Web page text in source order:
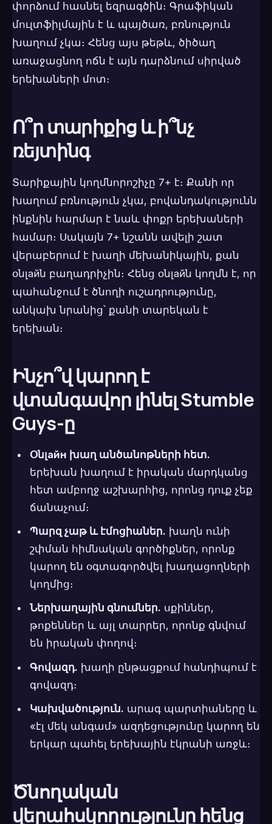
փորձում հասնել եզրագծին։ Գրաֆիկան
մուլտֆիլմային է և պայծառ, բռնություն
խաղում չկա։ Հենց այս թեթև, ծիծաղ
առաջացնող ոճն է այն դարձնում սիրված
երեխաների մոտ։
Ո՞ր տարիքից և ի՞նչ
ռեյտինգ
Տարիքային կողմնորոշիչը 7+ է։ Քանի որ
խաղում բռնություն չկա, բովանդակությունն
ինքնին հարմար է նաև փոքր երեխաների
համար։ Սակայն 7+ նշանն ավելի շատ
վերաբերում է խաղի մեխանիկային, քան
օնլайն բաղադրիչին։ Հենց օնլайն կողմն է, որ
պահանջում է ծնողի ուշադրությունը,
անկախ նրանից՝ քանի տարեկան է
երեխան։
Ինչո՞վ կարող է
վտանգավոր լինել Stumble
Guys-ը
Օնլайн խաղ անծանոթների հետ.
երեխան խաղում է իրական մարդկանց
հետ ամբողջ աշխարհից, որոնց դուք չեք
ճանաչում։
Պարզ չաթ և էմոցիաներ. խաղն ունի
շփման հիմնական գործիքներ, որոնք
կարող են օգտագործվել խաղացողների
կողմից։
Ներխաղային գնումներ. սքիններ,
թոքեններ և այլ տարրեր, որոնք գնվում
են իրական փողով։
Գովազդ. խաղի ընթացքում հանդիպում է
գովազդ։
Կախվածություն. արագ պարտիաները և
«էլ մեկ անգամ» ազդեցությունը կարող են
երկար պահել երեխային էկրանի առջև։
Ծնողական
վերահսկողությունը հենց